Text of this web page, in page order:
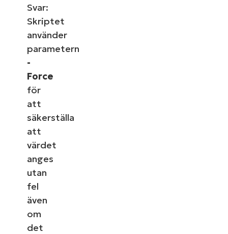
Svar:
Skriptet
använder
parametern
-
Force
för
att
säkerställa
att
värdet
anges
utan
fel
även
om
det